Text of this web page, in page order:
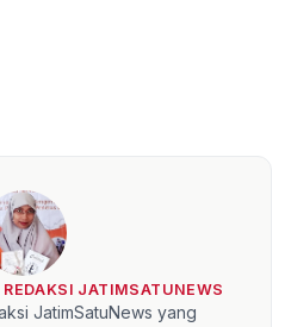
REDAKSI JATIMSATUNEWS
JatimSatuNews yang